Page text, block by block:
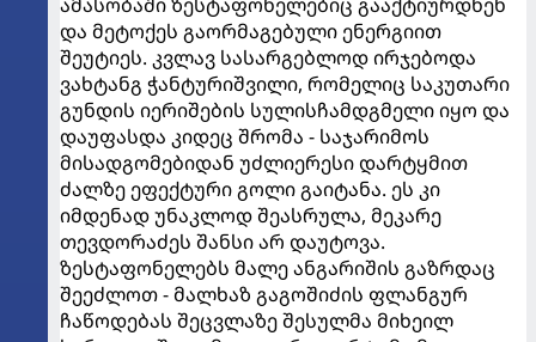
და მეტოქეს გაორმაგებული ენერგიით
შეუტიეს. კვლავ სასარგებლოდ ირჯებოდა
ვახტანგ ჭანტურიშვილი, რომელიც საკუთარი
გუნდის იერიშების სულისჩამდგმელი იყო და
დაუფასდა კიდეც შრომა - საჯარიმოს
მისადგომებიდან უძლიერესი დარტყმით
ძალზე ეფექტური გოლი გაიტანა. ეს კი
იმდენად უნაკლოდ შეასრულა, მეკარე
თევდორაძეს შანსი არ დაუტოვა.
ზესტაფონელებს მალე ანგარიშის გაზრდაც
შეეძლოთ - მალხაზ გაგოშიძის ფლანგურ
ჩაწოდებას შეცვლაზე შესულმა მიხეილ